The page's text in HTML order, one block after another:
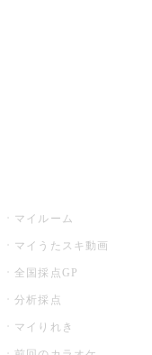
マイルーム
マイうたスキ動画
全国採点GP
分析採点
マイりれき